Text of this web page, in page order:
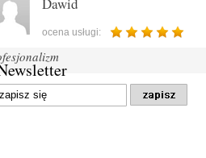
ocena usługi: